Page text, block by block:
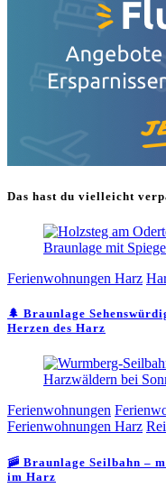
Das hast du vielleicht
Ferienwohnungen Harz
🌲 Braunlage
Herzen des Harz
Ferienwohnungen
Ferienwohnungen Harz
🚠 Braunlage Seilbahn –
im Harz